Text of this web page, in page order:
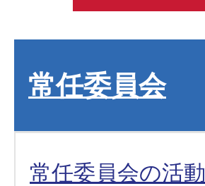
常任委員会
常任委員会の活動